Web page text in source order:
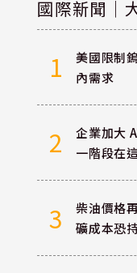
國際新聞｜
1
美國限制
內需求
2
企業加大
一階段在
3
柴油價格
礦成本恐